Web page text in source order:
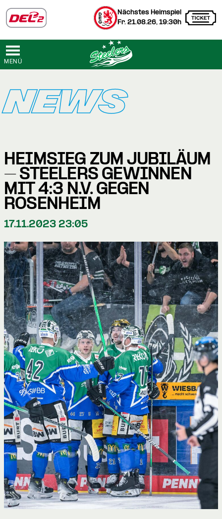
Nächstes Heimspiel
Fr. 21.08.26, 19:30h
MENÜ
NEWS
HEIMSIEG ZUM JUBILÄUM
– STEELERS GEWINNEN
MIT 4:3 N.V. GEGEN
ROSENHEIM
17.11.2023 23:05